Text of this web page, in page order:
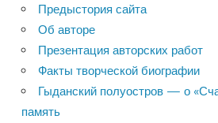
Предыстория сайта
Об авторе
Презентация авторских работ
Факты творческой биографии
Гыданский полуостров — о
память